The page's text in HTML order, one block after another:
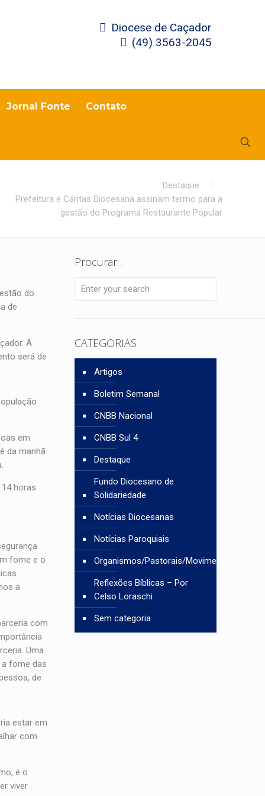
Jornal Fonte Contato
Diocese de Caçador
(49) 3563-2045
Destaque
Prefeitura e Cáritas Diocesana assinam termo para a
gestão do Programa Restaurante Popular
do
de
A
será de
em
da manhã
horas
fome e o
a
com
Uma
fome das
de
estar em
com
é o
viver
Procurar…
CATEGORIAS
Artigos
Boletim Semanal
CNBB Nacional
CNBB Sul 4
Destaque
Fundo Diocesano de
Solidariedade
Notícias Diocesanas
Notícias Paroquiais
Organismos/Pastorais/Movimentos
Reflexões Bíblicas – Por
Celso Loraschi
Sem categoria